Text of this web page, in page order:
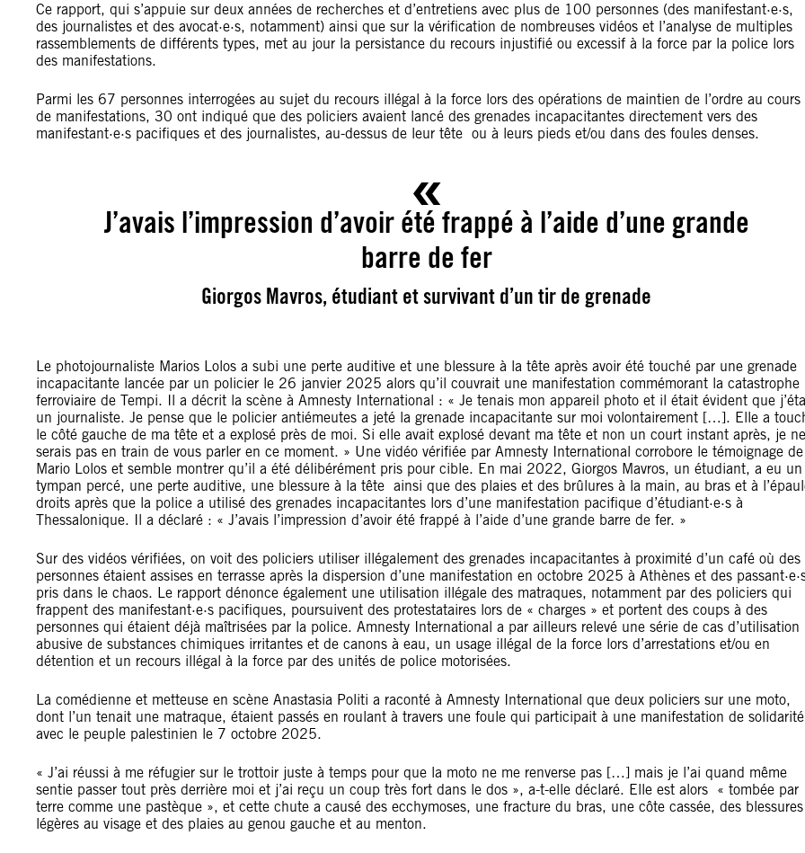
Ce rapport, qui s’appuie sur deux années de recherches et d’entretiens avec plus de 100 personnes (des manifestant·e·s,
des journalistes et des avocat·e·s, notamment) ainsi que sur la vérification de nombreuses vidéos et l’analyse de multiples
rassemblements de différents types, met au jour la persistance du recours injustifié ou excessif à la force par la police lors
des manifestations.
Parmi les 67 personnes interrogées au sujet du recours illégal à la force lors des opérations de maintien de l’ordre au cours
de manifestations, 30 ont indiqué que des policiers avaient lancé des grenades incapacitantes directement vers des
manifestant·e·s pacifiques et des journalistes, au-dessus de leur tête ou à leurs pieds et/ou dans des foules denses.
J’avais l’impression d’avoir été frappé à l’aide d’une grande
barre de fer
Giorgos Mavros, étudiant et survivant d’un tir de grenade
Le photojournaliste Marios Lolos a subi une perte auditive et une blessure à la tête après avoir été touché par une grenade
incapacitante lancée par un policier le 26 janvier 2025 alors qu’il couvrait une manifestation commémorant la catastrophe
ferroviaire de Tempi. Il a décrit la scène à Amnesty International : « Je tenais mon appareil photo et il était évident que
un journaliste. Je pense que le policier antiémeutes a jeté la grenade incapacitante sur moi volontairement […]. Elle a
le côté gauche de ma tête et a explosé près de moi. Si elle avait explosé devant ma tête et non un court instant après, je ne
serais pas en train de vous parler en ce moment. » Une vidéo vérifiée par Amnesty International corrobore le témoignage de
Mario Lolos et semble montrer qu’il a été délibérément pris pour cible. En mai 2022, Giorgos Mavros, un étudiant, a eu un
tympan percé, une perte auditive, une blessure à la tête ainsi que des plaies et des brûlures à la main, au bras et à
droits après que la police a utilisé des grenades incapacitantes lors d’une manifestation pacifique d’étudiant·e·s à
Thessalonique. Il a déclaré : « J’avais l’impression d’avoir été frappé à l’aide d’une grande barre de fer. »
Sur des vidéos vérifiées, on voit des policiers utiliser illégalement des grenades incapacitantes à proximité d’un café où des
personnes étaient assises en terrasse après la dispersion d’une manifestation en octobre 2025 à Athènes et des
pris dans le chaos. Le rapport dénonce également une utilisation illégale des matraques, notamment par des policiers qui
frappent des manifestant·e·s pacifiques, poursuivent des protestataires lors de « charges » et portent des coups à des
personnes qui étaient déjà maîtrisées par la police. Amnesty International a par ailleurs relevé une série de cas d’utilisation
abusive de substances chimiques irritantes et de canons à eau, un usage illégal de la force lors d’arrestations et/ou en
détention et un recours illégal à la force par des unités de police motorisées.
La comédienne et metteuse en scène Anastasia Politi a raconté à Amnesty International que deux policiers sur une moto,
dont l’un tenait une matraque, étaient passés en roulant à travers une foule qui participait à une manifestation de solidarité
avec le peuple palestinien le 7 octobre 2025.
« J’ai réussi à me réfugier sur le trottoir juste à temps pour que la moto ne me renverse pas […] mais je l’ai quand même
sentie passer tout près derrière moi et j’ai reçu un coup très fort dans le dos », a-t-elle déclaré. Elle est alors « tombée par
terre comme une pastèque », et cette chute a causé des ecchymoses, une fracture du bras, une côte cassée, des blessures
légères au visage et des plaies au genou gauche et au menton.